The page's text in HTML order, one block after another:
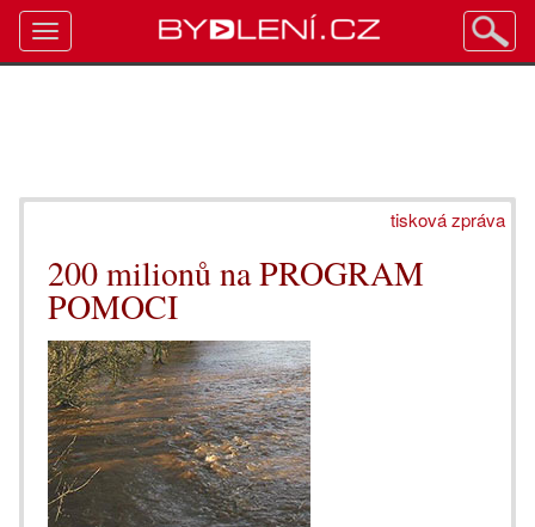
tisková zpráva
200 milionů na PROGRAM
POMOCI
Toggle
navigation